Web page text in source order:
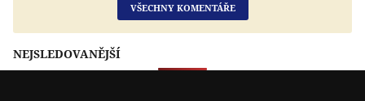
VŠECHNY KOMENTÁŘE
NEJSLEDOVANĚJŠÍ